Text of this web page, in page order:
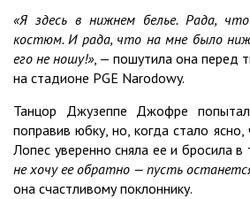
«Я здесь в нижнем белье. Рада,
костюм. И рада, что на мне было
его не ношу!», — пошутила она перед
на стадионе PGE Narodowy.
Танцор Джузеппе Джофре
поправив юбку, но, когда стало
Лопес уверенно сняла ее и бросила в
не хочу ее обратно — пусть
она счастливому поклоннику.